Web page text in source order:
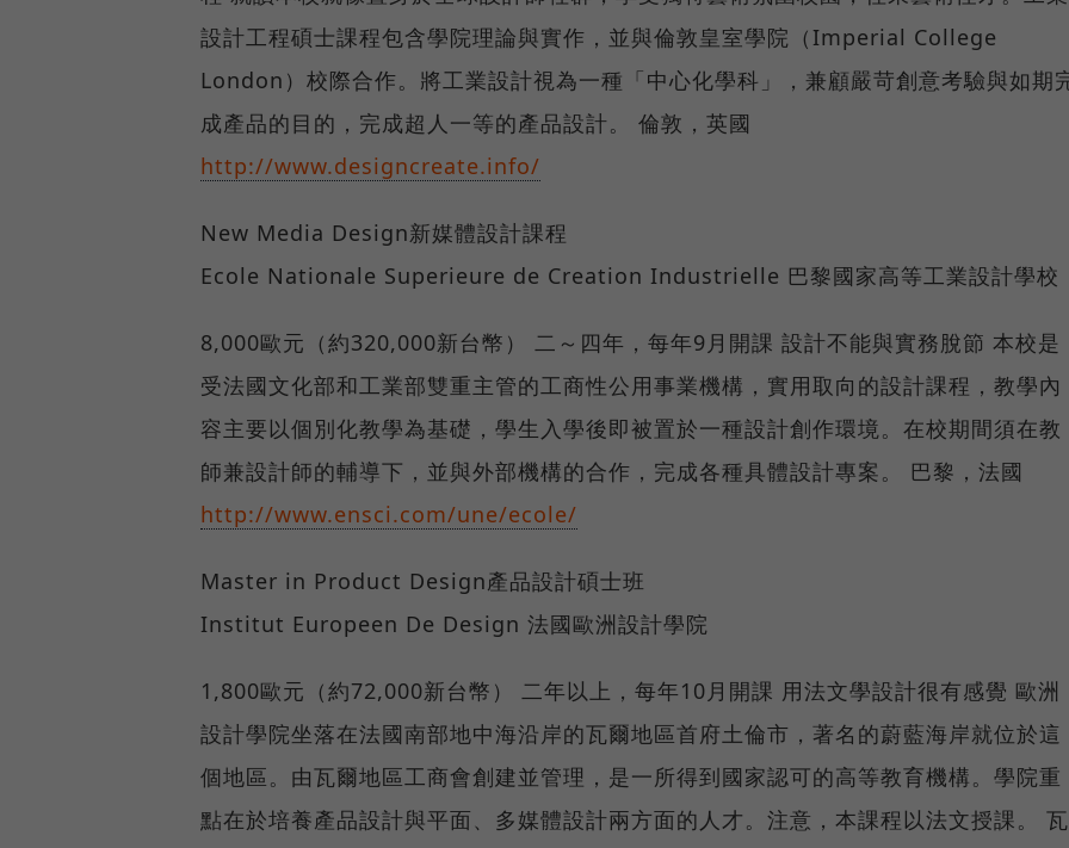
設計工程碩士課程包含學院理論與實作，並與倫敦皇室學院（Imperial College
London）校際合作。將工業設計視為一種「中心化學科」，兼顧嚴苛創意考驗與如期
成產品的目的，完成超人一等的產品設計。 倫敦，英國
http://www.designcreate.info/
New Media Design新媒體設計課程
Ecole Nationale Superieure de Creation Industrielle 巴黎國家高等工業設計學校
8,000歐元（約320,000新台幣） 二～四年，每年9月開課 設計不能與實務脫節 本校是
受法國文化部和工業部雙重主管的工商性公用事業機構，實用取向的設計課程，教學內
容主要以個別化教學為基礎，學生入學後即被置於一種設計創作環境。在校期間須在教
師兼設計師的輔導下，並與外部機構的合作，完成各種具體設計專案。 巴黎，法國
http://www.ensci.com/une/ecole/
Master in Product Design產品設計碩士班
Institut Europeen De Design 法國歐洲設計學院
1,800歐元（約72,000新台幣） 二年以上，每年10月開課 用法文學設計很有感覺 歐洲
設計學院坐落在法國南部地中海沿岸的瓦爾地區首府土倫市，著名的蔚藍海岸就位於這
個地區。由瓦爾地區工商會創建並管理，是一所得到國家認可的高等教育機構。學院重
點在於培養產品設計與平面、多媒體設計兩方面的人才。注意，本課程以法文授課。 瓦